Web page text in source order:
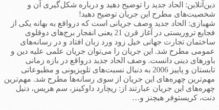
دین‌آنلاین: الحاد جدید را توضیح دهید و درباره شکل‌گیری آن و
شخصیت‌های مطرح این جریان توضیح دهید!
شهبازی: الحاد جدید وصف جریانی است که درواقع به بهانه یکی از
فجایع تروریستی در آغاز قرن 21 یعنی انفجار برج‌های دوقلوی
ساختمان تجارت جهانی خیل زود ورد زبان افتاد و در رسانه‌های
عمومی مطرح شد. این جریان را می‌توان جریان علمی علیه دین و
باورهای دینی دانست. وصف الحاد جدید درواقع در بازه زمانی
تابستان و پاییز 2006 به دنبال نسبت‌های تلویزیونی و مطبوعاتی
مهم‌ترین چهره‌های این جریان از سوی رسانه‌ها مطرح شد. مهم‌ترین
چهره‌های این جریان عبارتند از: ریچارد داوکینز، سم هریس، دنیل
دنت، کریستوفر هیچنز و…